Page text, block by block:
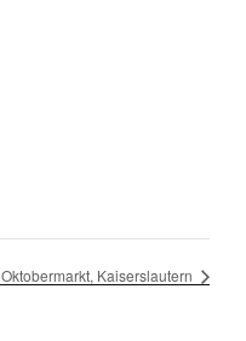
Oktobermarkt, Kaiserslautern